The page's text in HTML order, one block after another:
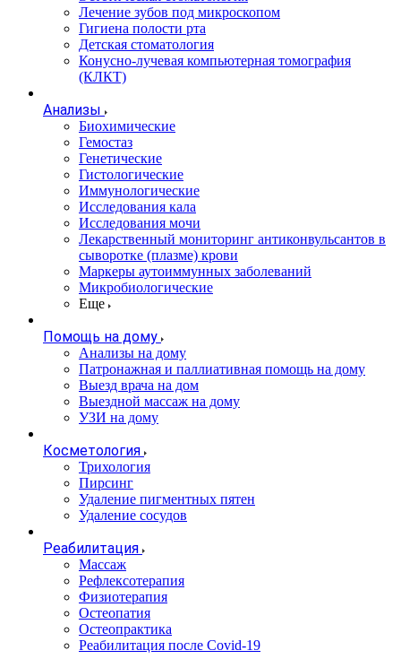
Лечение зубов под микроскопом
Гигиена полости рта
Детская стоматология
Конусно-лучевая компьютерная томография
(КЛКТ)
Анализы
Биохимические
Гемостаз
Генетические
Гистологические
Иммунологические
Исследования кала
Исследования мочи
Лекарственный мониторинг антиконвульсантов в
сыворотке (плазме) крови
Маркеры аутоиммунных заболеваний
Микробиологические
Еще
Помощь на дому
Анализы на дому
Патронажная и паллиативная помощь на дому
Выезд врача на дом
Выездной массаж на дому
УЗИ на дому
Косметология
Трихология
Пирсинг
Удаление пигментных пятен
Удаление сосудов
Реабилитация
Массаж
Рефлексотерапия
Физиотерапия
Остеопатия
Остеопрактика
Реабилитация после Covid-19